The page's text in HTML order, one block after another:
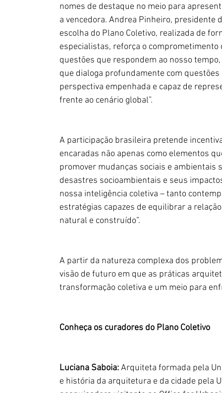
nomes de destaque no meio para
a vencedora. Andrea Pinheiro, presidente
escolha do Plano Coletivo, realizada de
especialistas, reforça o
questões que respondem ao nosso
que dialoga profundamente com
perspectiva empenhada e capaz de
frente ao cenário global”.
A participação brasileira pretende
encaradas não apenas como elementos
promover mudanças sociais e ambientais
desastres socioambientais e seus
nossa inteligência coletiva – tanto
estratégias capazes de equilibrar a
natural e construído”.
A partir da natureza complexa dos
visão de futuro em que as práticas
transformação coletiva e um meio para
Conheça os curadores do Plano Coletivo
Luciana Saboia: Arquiteta formada pela
e história da arquitetura e da cidade pela